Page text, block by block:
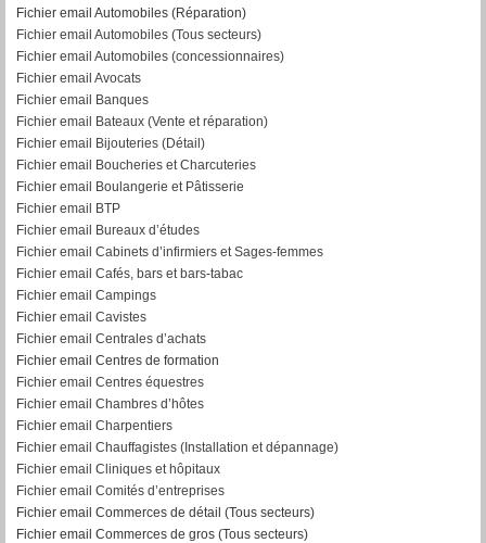
Fichier email Automobiles (Réparation)
Fichier email Automobiles (Tous secteurs)
Fichier email Automobiles (concessionnaires)
Fichier email Avocats
Fichier email Banques
Fichier email Bateaux (Vente et réparation)
Fichier email Bijouteries (Détail)
Fichier email Boucheries et Charcuteries
Fichier email Boulangerie et Pâtisserie
Fichier email BTP
Fichier email Bureaux d’études
Fichier email Cabinets d’infirmiers et Sages-femmes
Fichier email Cafés, bars et bars-tabac
Fichier email Campings
Fichier email Cavistes
Fichier email Centrales d’achats
Fichier email Centres de formation
Fichier email Centres équestres
Fichier email Chambres d’hôtes
Fichier email Charpentiers
Fichier email Chauffagistes (Installation et dépannage)
Fichier email Cliniques et hôpitaux
Fichier email Comités d’entreprises
Fichier email Commerces de détail (Tous secteurs)
Fichier email Commerces de gros (Tous secteurs)